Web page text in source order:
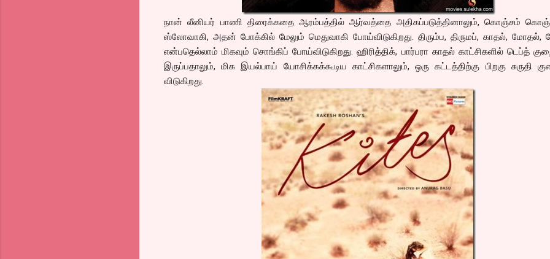
நான் லீனியர் பாணி திரைக்கதை ஆரம்பத்தில் ஆர்வத்தை அதிகப்படுத்தினாலும், கொஞ்சம்
ஸ்லோவாகி, அதன் போக்கில் மேலும் மெதுவாகி போய்விடுகிறது. திரும்ப, திருமப், காதல், மோதல்,
என்பதெல்லாம் மிகவும் சொங்கிப் போய்விடுகிறது. ஹிரித்திக், பார்பரா காதல் காட்சிகளில் டெப்த்
இருப்பதாலும், மிக இயல்பாய் யோசிக்கக்கூடிய காட்சிகளாலும், ஒரு கட்டத்திற்கு பிறகு சுருதி
விடுகிறது.